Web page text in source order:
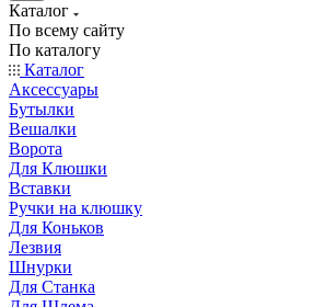
Каталог
По всему сайту
По каталогу
Каталог
Аксессуары
Бутылки
Вешалки
Ворота
Для Клюшки
Вставки
Ручки на клюшку
Для Коньков
Лезвия
Шнурки
Для Станка